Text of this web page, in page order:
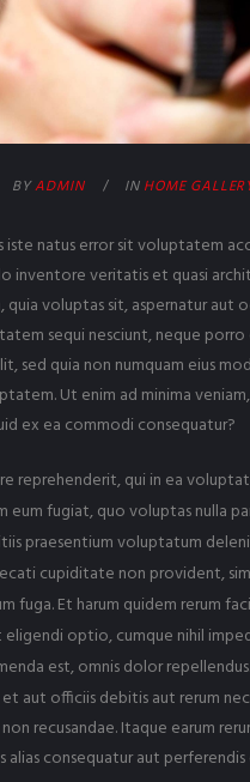
BYADMIN IN HOME
iste natus error sit voluptatem
inventore veritatis et quasi
voluptas sit, aspernatur aut
sequi nesciunt, neque
sed quia non numquam eius
Ut enim ad minima
ex ea commodi consequatur?
reprehenderit, qui in ea
eum fugiat, quo voluptas nulla
praesentium voluptatum
cupiditate non provident,
fuga. Et harum quidem rerum
optio, cumque nihil
est, omnis dolor repellendus.
aut officiis debitis aut rerum
recusandae. Itaque earum
consequatur aut